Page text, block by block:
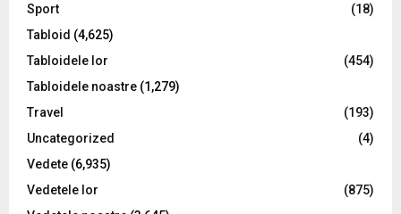
Sport
(18)
Tabloid (4,625)
Tabloidele lor
(454)
Tabloidele noastre (1,279)
Travel
(193)
Uncategorized
(4)
Vedete (6,935)
Vedetele lor
(875)